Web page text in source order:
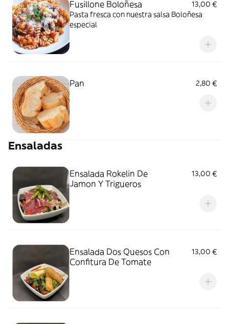
Fusillone Boloñesa
13,00 €
Pasta fresca con nuestra salsa Boloñesa
especial
Pan 2,80 €
Ensaladas
Ensalada Rokelin De
Jamon Y Trigueros
13,00 €
Ensalada Dos Quesos Con
Confitura De Tomate
13,00 €